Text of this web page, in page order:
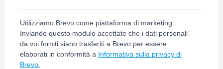
Utilizziamo Brevo come piattaforma di marketing.
Inviando questo modulo accettate che i dati personali
da voi forniti siano trasferiti a Brevo per essere
elaborati in conformità a Informativa sulla privacy di
Brevo.